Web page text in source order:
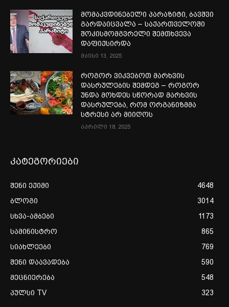
მომაკვდინებელი პარაზიტი, ბავშვი
გარდაიცვალა – საქართველოში
შოკისმომგვრელი შემთხვევა
დაფიქსირდა
მაისი 13, 2025
როგორ ვიკვებოთ მარხვის
დასრულების შემდეგ – როგორ
უნდა მოხდეს სწორად მარხვის
დასრულება, რომ ორგანიზმმა
სტრესი არ მიიღოს
აპრილი 18, 2025
კატეგორიები
შენი ექიმი
4648
ბლოგი
3014
სხვა-ამბები
1173
სამინისტრო
865
სიახლეები
769
შენი დაავადება
590
მეცნიერება
548
პულსი TV
323